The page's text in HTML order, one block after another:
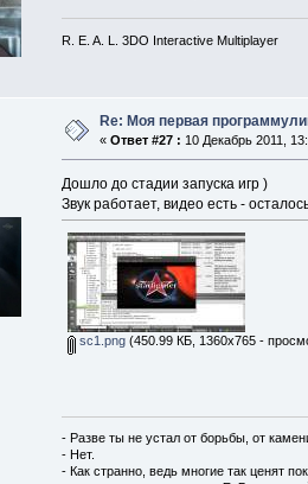
R. E. A. L. 3DO Interactive Multiplayer
Re: Моя первая
«Ответ #27 : 10 Декабрь 2011,
Дошло до стадии запуска игр )
Звук работает, видео есть -
sc1.png (450.99 КБ, 1360x765 -
- Разве ты не устал от борьбы, от
- Нет.
- Как странно, ведь многие так ценят